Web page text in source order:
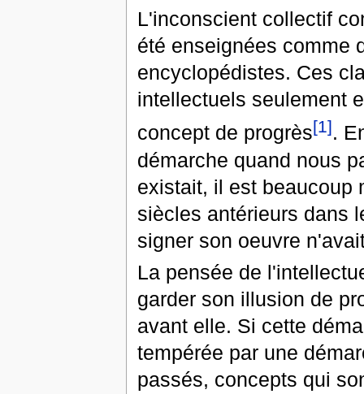
L'inconscient collectif
été enseignées comme
encyclopédistes. Ces
intellectuels seulement
concept de progrès[1].
démarche quand nous
existait, il est beaucoup
siècles antérieurs dans
signer son oeuvre
La pensée de
garder son illusion de
avant elle. Si cette
tempérée par une
passés, concepts qui